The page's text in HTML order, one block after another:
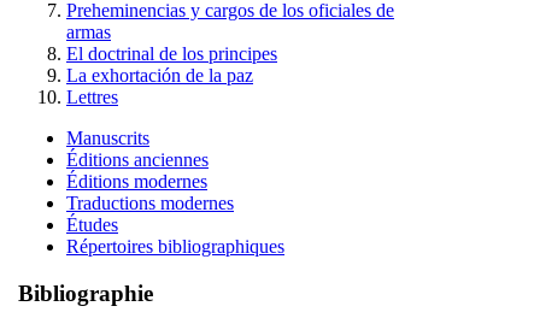
Preheminencias y cargos de los oficiales de
armas
El doctrinal de los principes
La exhortación de la paz
Lettres
Manuscrits
Éditions anciennes
Éditions modernes
Traductions modernes
Études
Répertoires bibliographiques
Bibliographie